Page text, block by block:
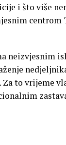
i što više
centrom
neizvjesnim
to vrijeme